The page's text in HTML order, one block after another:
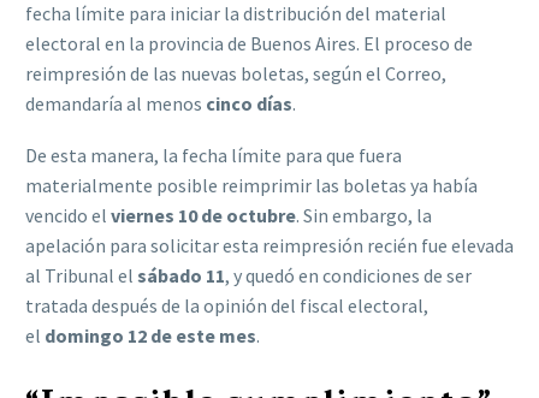
fecha límite para iniciar la distribución del material
electoral en la provincia de Buenos Aires. El proceso de
reimpresión de las nuevas boletas, según el Correo,
demandaría al menos cinco días.
De esta manera, la fecha límite para que fuera
materialmente posible reimprimir las boletas ya había
vencido el viernes 10 de octubre. Sin embargo, la
apelación para solicitar esta reimpresión recién fue elevada
al Tribunal el sábado 11, y quedó en condiciones de ser
tratada después de la opinión del fiscal electoral,
el domingo 12 de este mes.